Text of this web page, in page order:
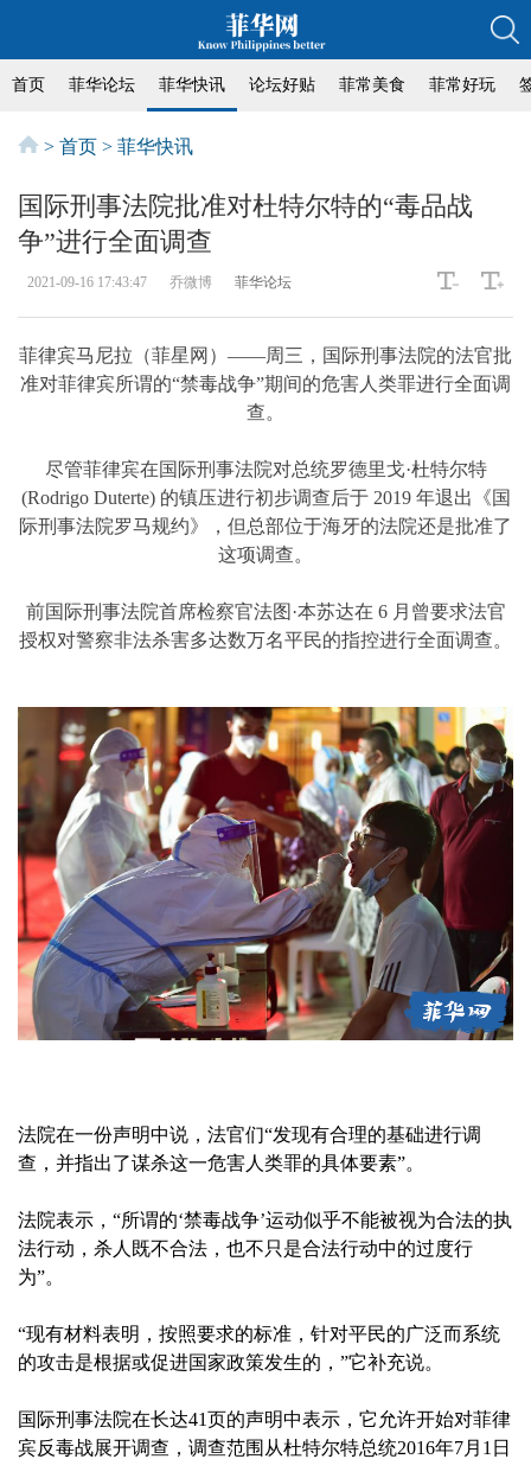
首页 菲华论坛 菲华快讯 论坛好贴 菲常美食 菲常好玩
> 首页 > 菲华快讯
​国际刑事法院批准对杜特尔特的“毒品战
争”进行全面调查
2021-09-16 17:43:47 乔微博 菲华论坛
菲律宾马尼拉（菲星网）——周三，国际刑事法院的法官批
准对菲律宾所谓的“禁毒战争”期间的危害人类罪进行全面调
查。
尽管菲律宾在国际刑事法院对总统罗德里戈·杜特尔特
(Rodrigo Duterte) 的镇压进行初步调查后于 2019 年退出《国
际刑事法院罗马规约》，但总部位于海牙的法院还是批准了
这项调查。
前国际刑事法院首席检察官法图·本苏达在 6 月曾要求法官
授权对警察非法杀害多达数万名平民的指控进行全面调查。
法院在一份声明中说，法官们“发现有合理的基础进行调
查，并指出了谋杀这一危害人类罪的具体要素”。
法院表示，“所谓的‘禁毒战争’运动似乎不能被视为合法的执
法行动，杀人既不合法，也不只是合法行动中的过度行
为”。
“现有材料表明，按照要求的标准，针对平民的广泛而系统
的攻击是根据或促进国家政策发生的，”它补充说。
国际刑事法院在长达41页的声明中表示，它允许开始对菲律
宾反毒战展开调查，调查范围从杜特尔特总统2016年7月1日